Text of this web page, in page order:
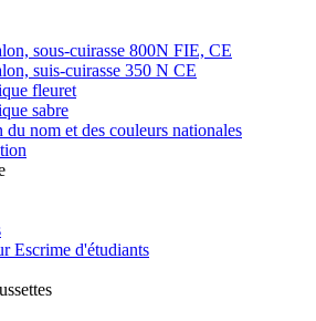
sous-cuirasse 800N FIE, CE
suis-cuirasse 350 N CE
fleuret
sabre
nom et des couleurs nationales
Escrime d'étudiants